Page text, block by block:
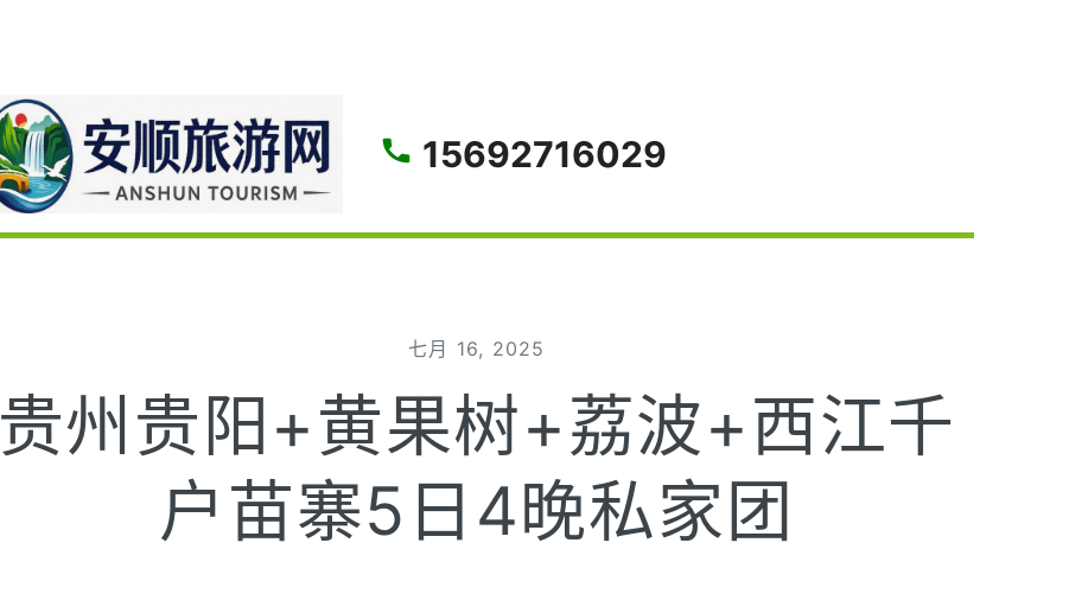
15692716029
七月 16, 2025
贵州贵阳+黄果树+荔波+西江千
户苗寨5日4晚私家团